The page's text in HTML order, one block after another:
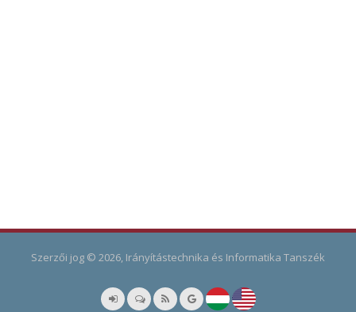
Szerzői jog © 2026, Irányítástechnika és Informatika Tanszék